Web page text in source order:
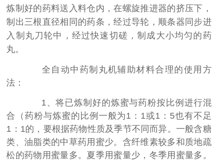
炼制好的药料送入料仓内，在螺旋推进器的挤压下，
制出三根直径相同的药条，经过导轮，顺条器同步进
入制丸刀轮中，经过快速切磋，制成大小均匀的药
丸。
全自动中药制丸机辅助材料合理的使用方
法：
1、将已炼制好的炼蜜与药粉按比例进行混
合（药粉与炼蜜的比例一般为1：1或1：5也有不足
1：1的，要根据药物性质及季节不同而异。一般含糖
类、油脂类的中草药用蜜少。含纤维素较多和质地疏
松的药物用蜜量多。夏季用蜜量少，冬季用蜜量多。